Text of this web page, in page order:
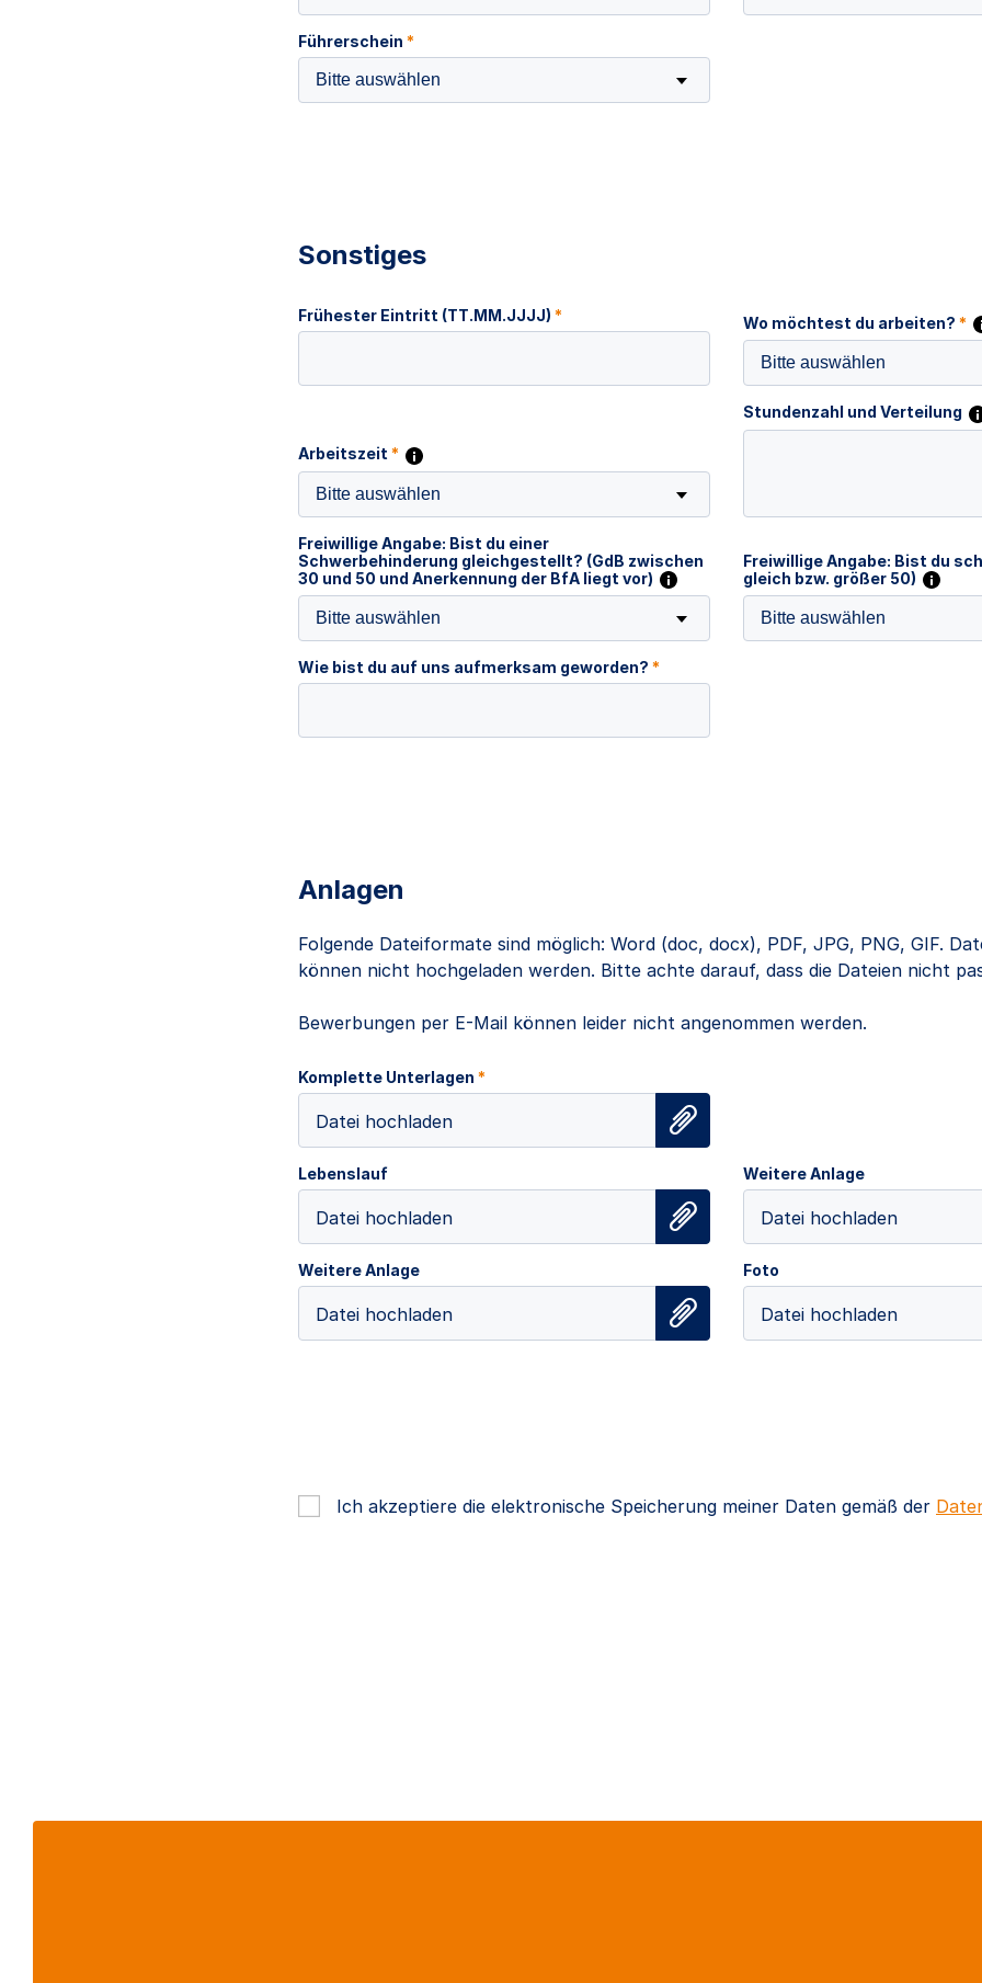
Führerschein *
Bitte auswählen
Sonstiges
Frühester Eintritt (TT.MM.JJJJ) * Wo möchtest du arbeiten? *
Bitte auswählen
Arbeitszeit *
Bitte auswählen
Stundenzahl und Verteilung
Freiwillige Angabe: Bist du einer
Schwerbehinderung gleichgestellt? (GdB zwischen
30 und 50 und Anerkennung der BfA liegt vor)
Bitte auswählen
Freiwillige Angabe: Bist du
gleich bzw. größer 50)
Bitte auswählen
Wie bist du auf uns aufmerksam geworden? *
Anlagen
Folgende Dateiformate sind möglich: Word (doc, docx), PDF, JPG, PNG, GIF.
können nicht hochgeladen werden. Bitte achte darauf, dass die Dateien nicht
Bewerbungen per E-Mail können leider nicht angenommen werden.
Komplette Unterlagen *
Datei hochladen
Lebenslauf
Datei hochladen
Weitere Anlage
Datei hochladen
Weitere Anlage
Datei hochladen
Foto
Datei hochladen
Ich akzeptiere die elektronische Speicherung meiner Daten gemäß der